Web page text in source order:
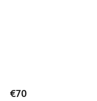
€70